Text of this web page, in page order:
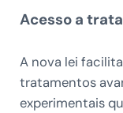
Acesso a
A nova lei
tratamentos
experimentais